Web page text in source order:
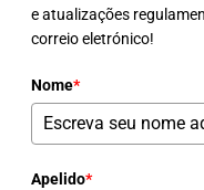
e atualizações
correio eletrónico!
Nome*
Apelido*